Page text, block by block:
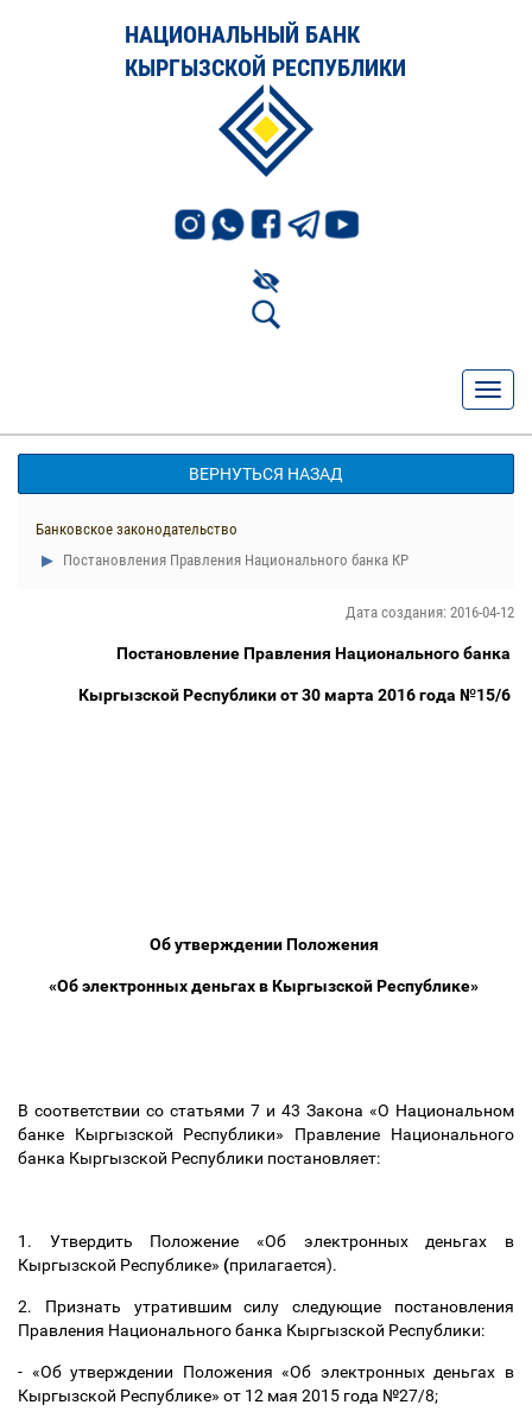
НАЦИОНАЛЬНЫЙ БАНК
КЫРГЫЗСКОЙ РЕСПУБЛИКИ
ВЕРНУТЬСЯ НАЗАД
Банковское законодательство
Постановления Правления Национального банка КР
Дата создания: 2016-04-12
Постановление Правления Национального банка
Кыргызской Республики от 30 марта 2016 года №15/6
Об утверждении Положения
«Об электронных деньгах в Кыргызской Республике»
В соответствии со статьями 7 и 43 Закона «О Национальном
банке Кыргызской Республики» Правление Национального
банка Кыргызской Республики постановляет:
1. Утвердить Положение «Об электронных деньгах в
Кыргызской Республике» (прилагается).
2. Признать утратившим силу следующие постановления
Правления Национального банка Кыргызской Республики:
- «Об утверждении Положения «Об электронных деньгах в
Кыргызской Республике» от 12 мая 2015 года №27/8;